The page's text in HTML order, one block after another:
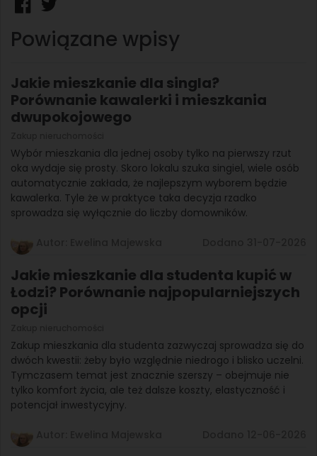
Powiązane wpisy
Jakie mieszkanie dla singla?
Porównanie kawalerki i mieszkania
dwupokojowego
Wybór mieszkania dla jednej osoby tylko na pierwszy rzut
oka wydaje się prosty. Skoro lokalu szuka singiel, wiele osób
automatycznie zakłada, że najlepszym wyborem będzie
kawalerka. Tyle że w praktyce taka decyzja rzadko
sprowadza się wyłącznie do liczby domowników.
Jakie mieszkanie dla studenta kupić w
Łodzi? Porównanie najpopularniejszych
opcji
Zakup mieszkania dla studenta zazwyczaj sprowadza się do
dwóch kwestii: żeby było względnie niedrogo i blisko uczelni.
Tymczasem temat jest znacznie szerszy – obejmuje nie
tylko komfort życia, ale też dalsze koszty, elastyczność i
potencjał inwestycyjny.